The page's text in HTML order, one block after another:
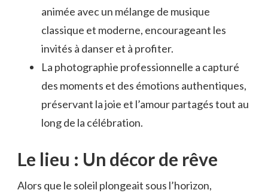
animée avec un mélange de musique
classique et moderne, encourageant les
invités à danser et à profiter.
La photographie professionnelle a capturé
des moments et des émotions authentiques,
préservant la joie et l’amour partagés tout au
long de la célébration.
Le lieu : Un décor de rêve
Alors que le soleil plongeait sous l’horizon,